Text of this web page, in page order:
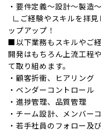
・要件定義～設計～製造
∟ご経験やスキルを拝見
ップアップ！
■以下業務もスキルやご
開発はもちろん上流工程
て取り組めます。
・顧客折衝、ヒアリング
・ベンダーコントロール
・進捗管理、品質管理
・チーム設計、メンバー
・若手社員のフォロー及